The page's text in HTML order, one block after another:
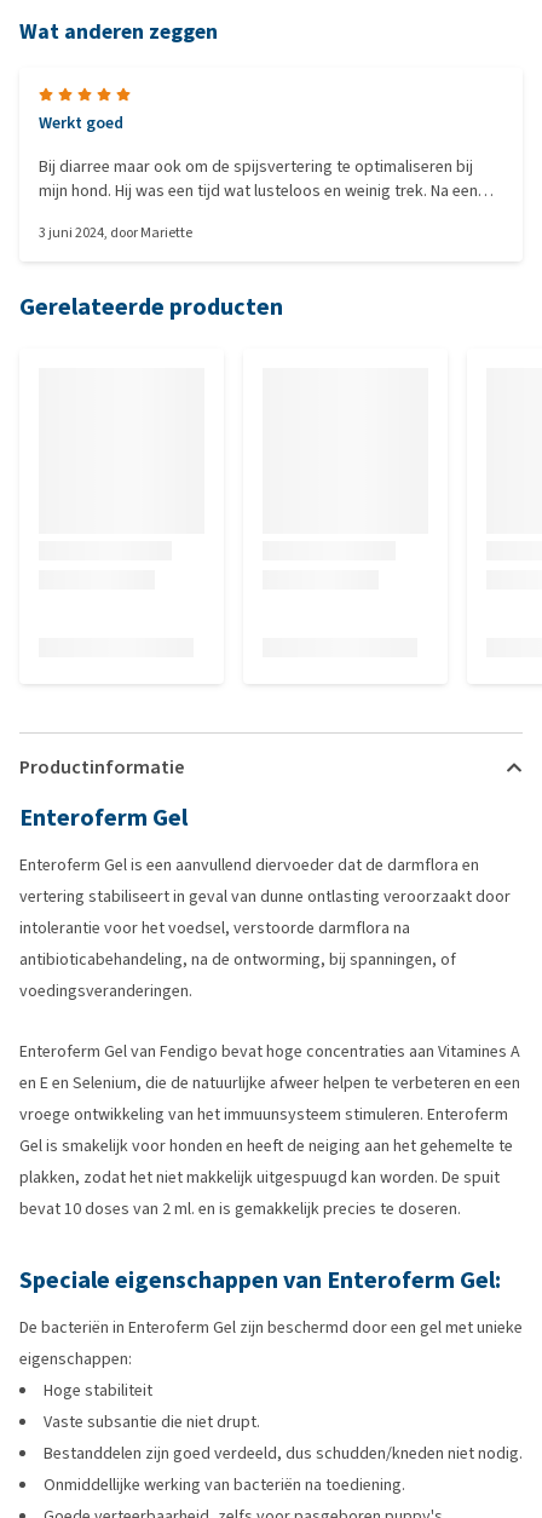
Wat anderen zeggen
Werkt goed
Bij diarree maar ook om de spijsvertering te optimaliseren bij
mijn hond. Hij was een tijd wat lusteloos en weinig trek. Na een
Het hersteld de balans in de darmen.
3 juni 2024, doorMariette
Gerelateerde producten
Productinformatie
Enteroferm Gel
Enteroferm Gel is een aanvullend diervoeder dat de darmflora en
vertering stabiliseert in geval van dunne ontlasting veroorzaakt door
intolerantie voor het voedsel, verstoorde darmflora na
antibioticabehandeling, na de ontworming, bij spanningen, of
voedingsveranderingen.
Enteroferm Gel van Fendigo bevat hoge concentraties aan Vitamines A
en E en Selenium, die de natuurlijke afweer helpen te verbeteren en een
vroege ontwikkeling van het immuunsysteem stimuleren. Enteroferm
Gel is smakelijk voor honden en heeft de neiging aan het gehemelte te
plakken, zodat het niet makkelijk uitgespuugd kan worden. De spuit
bevat 10 doses van 2 ml. en is gemakkelijk precies te doseren.
Speciale eigenschappen van Enteroferm Gel:
De bacteriën in Enteroferm Gel zijn beschermd door een gel met unieke
eigenschappen:
Hoge stabiliteit
Vaste subsantie die niet drupt.
Bestanddelen zijn goed verdeeld, dus schudden/kneden niet nodig.
Onmiddellijke werking van bacteriën na toediening.